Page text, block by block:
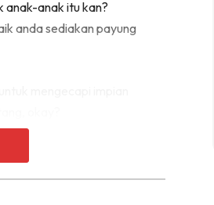
anak-anak itu kan?
anda sediakan payung